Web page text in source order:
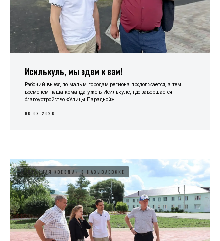
Исилькуль, мы едем к вам!
Рабочий выезд по малым городам региона продолжается, а тем
временем наша команда уже в Исилькуле, где завершается
благоустройство «Улицы Парадной»...
06.08.2026
#«КРАСНАЯ ЗВЕЗДА» В НАЗЫВАЕВСКЕ